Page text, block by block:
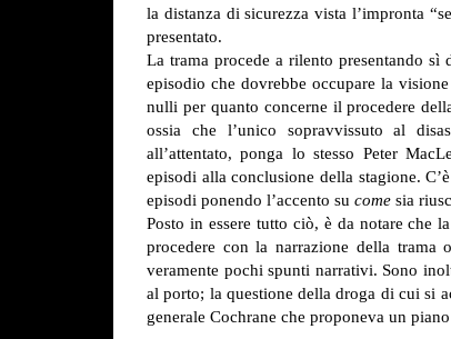
la distanza di sicurezza vista l’impronta
presentato.
La trama procede a rilento presentando
episodio che dovrebbe occupare la
nulli per quanto concerne il procedere
ossia che l’unico sopravvissuto al
all’attentato, ponga lo stesso Peter
episodi alla conclusione della stagione.
episodi ponendo l’accento su come sia
Posto in essere tutto ciò, è da notare che
procedere con la narrazione della trama
veramente pochi spunti narrativi. Sono
al porto; la questione della droga di cui si
generale Cochrane che proponeva un